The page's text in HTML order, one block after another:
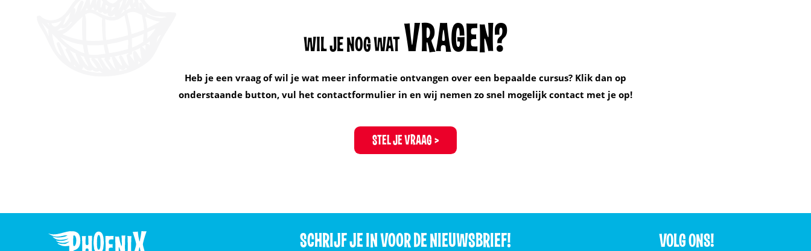
WIL JE NOG WAT VRAGEN?
Heb je een vraag of wil je wat meer informatie ontvangen over een bepaalde cursus? Klik dan op
onderstaande button, vul het contactformulier in en wij nemen zo snel mogelijk contact met je op!
STEL JE VRAAG
SCHRIJF JE IN VOOR DE NIEUWSBRIEF! VOLG ONS!